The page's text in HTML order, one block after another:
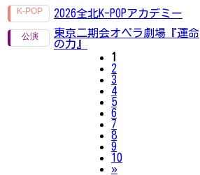
2026全北K-POPアカデミー
東京二期会オペラ劇場『運命
の力』
1
2
3
4
5
6
7
8
9
10
»Next